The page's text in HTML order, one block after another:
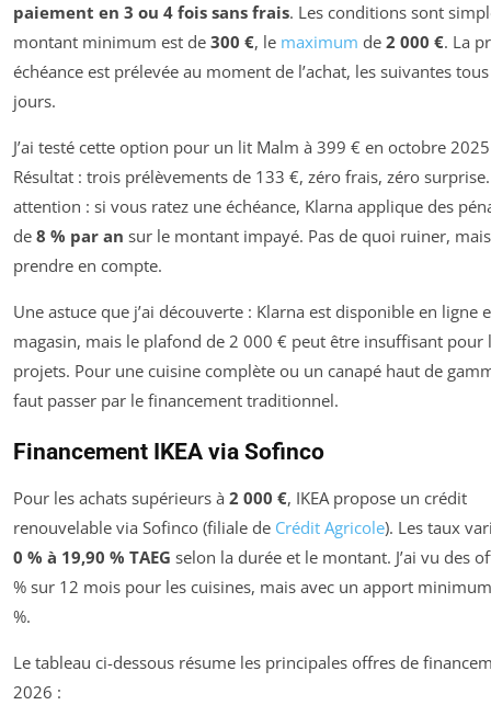
paiement en 3 ou 4 fois sans frais. Les conditions sont
montant minimum est de 300 €, le maximum de 2 000 €. La
échéance est prélevée au moment de l’achat, les suivantes
jours.
J’ai testé cette option pour un lit Malm à 399 € en octobre
Résultat : trois prélèvements de 133 €, zéro frais, zéro
attention : si vous ratez une échéance, Klarna applique des
de 8 % par an sur le montant impayé. Pas de quoi ruiner,
prendre en compte.
Une astuce que j’ai découverte : Klarna est disponible en ligne
magasin, mais le plafond de 2 000 € peut être insuffisant pour
projets. Pour une cuisine complète ou un canapé haut de
faut passer par le financement traditionnel.
Financement IKEA via Sofinco
Pour les achats supérieurs à 2 000 €, IKEA propose un crédit
renouvelable via Sofinco (filiale de Crédit Agricole). Les taux
0 % à 19,90 % TAEG selon la durée et le montant. J’ai vu des
% sur 12 mois pour les cuisines, mais avec un apport
%.
Le tableau ci-dessous résume les principales offres de
2026 :